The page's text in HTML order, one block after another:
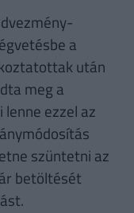
a
után
meg a
ezzel az
szüntetni az
betöltését